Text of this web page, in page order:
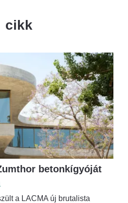
cikk
betonkígyóját
a LACMA új brutalista